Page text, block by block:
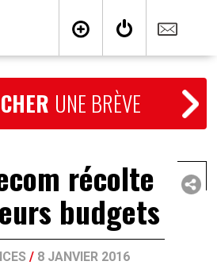
UNE BRÈVE
récolte
budgets
/ 8 JANVIER 2016